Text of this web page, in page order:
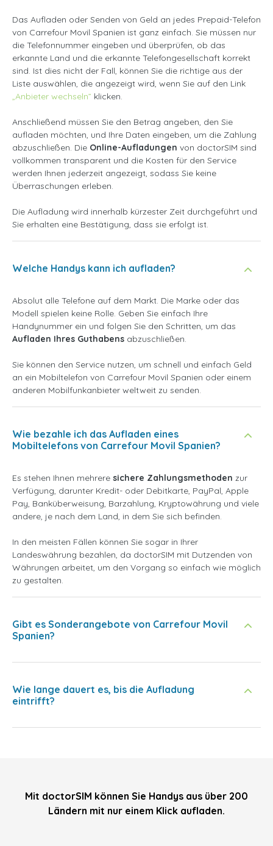
Das Aufladen oder Senden von Geld an jedes Prepaid-Telefon
von Carrefour Movil Spanien ist ganz einfach. Sie müssen nur
die Telefonnummer eingeben und überprüfen, ob das
erkannte Land und die erkannte Telefongesellschaft korrekt
sind. Ist dies nicht der Fall, können Sie die richtige aus der
Liste auswählen, die angezeigt wird, wenn Sie auf den Link
„Anbieter wechseln” klicken.
Anschließend müssen Sie den Betrag angeben, den Sie
aufladen möchten, und Ihre Daten eingeben, um die Zahlung
abzuschließen. Die Online-Aufladungen von doctorSIM sind
vollkommen transparent und die Kosten für den Service
werden Ihnen jederzeit angezeigt, sodass Sie keine
Überraschungen erleben.
Die Aufladung wird innerhalb kürzester Zeit durchgeführt und
Sie erhalten eine Bestätigung, dass sie erfolgt ist.
Welche Handys kann ich aufladen?
Absolut alle Telefone auf dem Markt. Die Marke oder das
Modell spielen keine Rolle. Geben Sie einfach Ihre
Handynummer ein und folgen Sie den Schritten, um das
Aufladen Ihres Guthabens abzuschließen.
Sie können den Service nutzen, um schnell und einfach Geld
an ein Mobiltelefon von Carrefour Movil Spanien oder einem
anderen Mobilfunkanbieter weltweit zu senden.
Wie bezahle ich das Aufladen eines
Mobiltelefons von Carrefour Movil Spanien?
Es stehen Ihnen mehrere sichere Zahlungsmethoden zur
Verfügung, darunter Kredit- oder Debitkarte, PayPal, Apple
Pay, Banküberweisung, Barzahlung, Kryptowährung und viele
andere, je nach dem Land, in dem Sie sich befinden.
In den meisten Fällen können Sie sogar in Ihrer
Landeswährung bezahlen, da doctorSIM mit Dutzenden von
Währungen arbeitet, um den Vorgang so einfach wie möglich
zu gestalten.
Gibt es Sonderangebote von Carrefour Movil
Spanien?
Wie lange dauert es, bis die Aufladung
eintrifft?
Mit doctorSIM können Sie Handys aus über 200
Ländern mit nur einem Klick aufladen.